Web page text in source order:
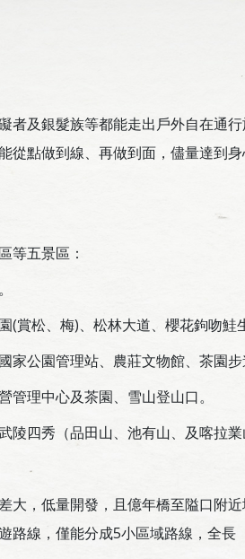
者及銀髮族等都能走出戶外自在通
從點做到線、再做到面，儘量達到
等五景區：
賞松、梅)、松林大道、櫻花鉤吻鮭
公園管理站、農莊文物館、茶園步
理中心及茶園、雪山登山口。
四秀（品田山、池有山、及喀拉業
大，低量開發，且億年橋至隘口附
路線，僅能分成5小區域路線，全長